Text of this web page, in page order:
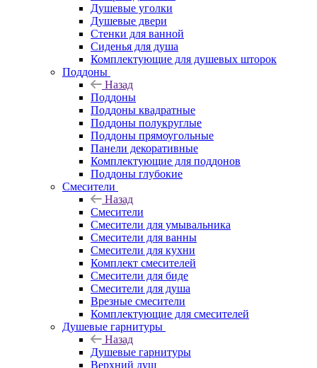
Душевые уголки
Душевые двери
Стенки для ванной
Сиденья для душа
Комплектующие для душевых шторок
Поддоны
Назад
Поддоны
Поддоны квадратные
Поддоны полукруглые
Поддоны прямоугольные
Панели декоративные
Комплектующие для поддонов
Поддоны глубокие
Смесители
Назад
Смесители
Смесители для умывальника
Смесители для ванны
Смесители для кухни
Комплект смесителей
Смесители для биде
Смесители для душа
Врезные смесители
Комплектующие для смесителей
Душевые гарнитуры
Назад
Душевые гарнитуры
Верхний душ